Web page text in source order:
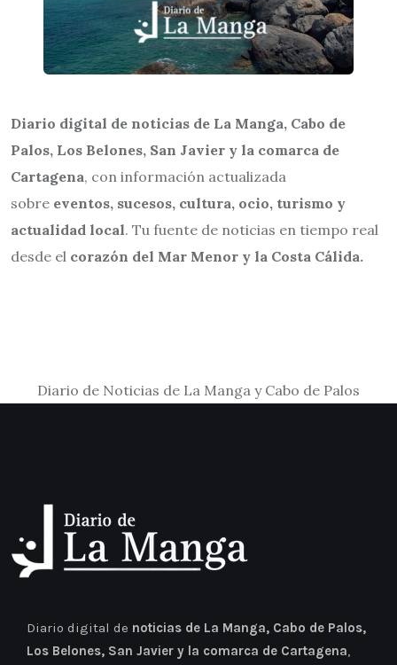
Diario digital de noticias de La Manga, Cabo de
Palos, Los Belones, San Javier y la comarca de
Cartagena, con información actualizada
sobre eventos, sucesos, cultura, ocio, turismo y
actualidad local. Tu fuente de noticias en tiempo real
desde el corazón del Mar Menor y la Costa Cálida.
Diario de Noticias de La Manga y Cabo de Palos
Diario digital de noticias de La Manga, Cabo de Palos,
Los Belones, San Javier y la comarca de Cartagena,